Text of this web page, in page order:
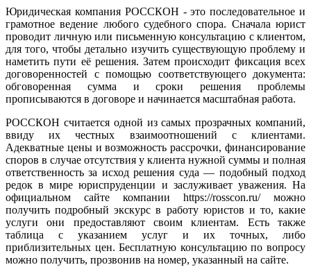
Юридическая компания РОССКОН - это последовательное и
грамотное ведение любого судебного спора. Сначала юрист
проводит личную или письменную консультацию с клиентом,
для того, чтобы детально изучить существующую проблему и
наметить пути её решения. Затем происходит фиксация всех
договоренностей с помощью соответствующего документа:
обговоренная сумма и сроки решения проблемы
прописываются в договоре и начинается масштабная работа.
РОССКОН считается одной из самых прозрачных компаний,
ввиду их честных взаимоотношений с клиентами.
Адекватные цены и возможность рассрочки, финансирование
споров в случае отсутствия у клиента нужной суммы и полная
ответственность за исход решения суда — подобный подход
редок в мире юриспруденции и заслуживает уважения. На
официальном сайте компании https://rosscon.ru/ можно
получить подробный экскурс в работу юристов и то, какие
услуги они предоставляют своим клиентам. Есть также
таблица с указанием услуг и их точных, либо
приблизительных цен. Бесплатную консультацию по вопросу
можно получить, прозвонив на номер, указанный на сайте.